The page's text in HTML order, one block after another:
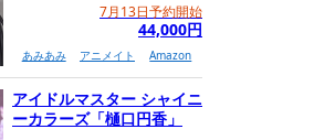
7月13日予約開始
44,000円
あみあみ アニメイト Amazon
アイドルマスター シャイニ
ーカラーズ「樋口円香」